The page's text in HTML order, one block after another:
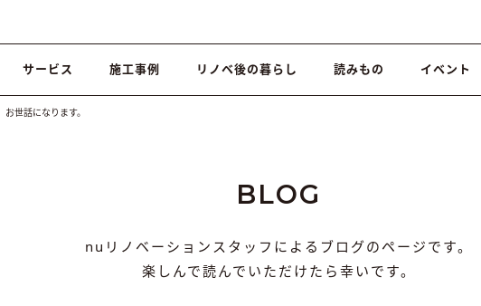
サービス 施工事例 リノベ後の暮らし 読みもの イベント
お世話になります。
BLOG
nuリノベーションスタッフによるブログのページです。
楽しんで読んでいただけたら幸いです。